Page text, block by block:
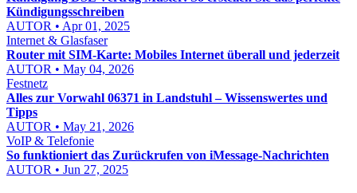
Kündigungsschreiben
AUTOR • Apr 01, 2025
Internet & Glasfaser
Router mit SIM-Karte: Mobiles Internet überall und jederzeit
AUTOR • May 04, 2026
Festnetz
Alles zur Vorwahl 06371 in Landstuhl – Wissenswertes und
Tipps
AUTOR • May 21, 2026
VoIP & Telefonie
So funktioniert das Zurückrufen von iMessage-Nachrichten
AUTOR • Jun 27, 2025